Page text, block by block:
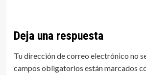
Deja una respuesta
Tu dirección de correo electrónico no
campos obligatorios están marcados